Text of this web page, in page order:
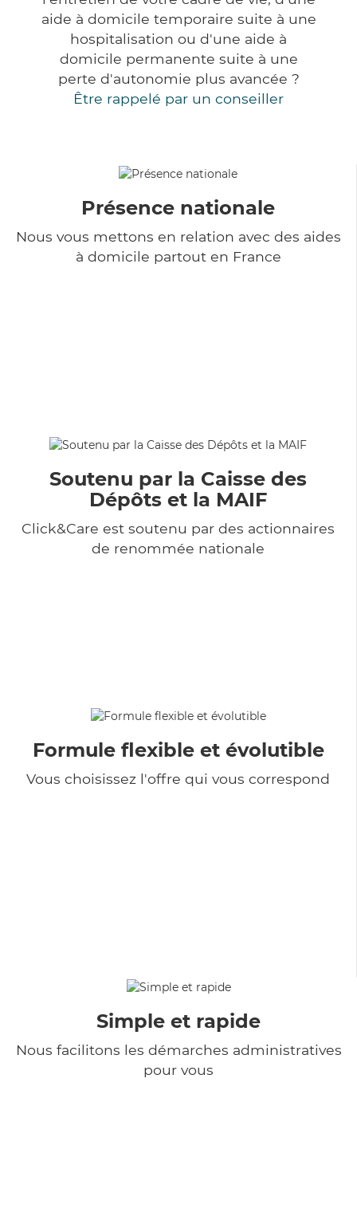
aide à domicile temporaire suite à une
hospitalisation ou d'une aide à
domicile permanente suite à une
perte d'autonomie plus avancée ?
Être rappelé par un conseiller
Présence nationale
Nous vous mettons en relation avec des aides
à domicile partout en France
Soutenu par la Caisse des
Dépôts et la MAIF
Click&Care est soutenu par des actionnaires
de renommée nationale
Formule flexible et évolutible
Vous choisissez l'offre qui vous correspond
Simple et rapide
Nous facilitons les démarches administratives
pour vous